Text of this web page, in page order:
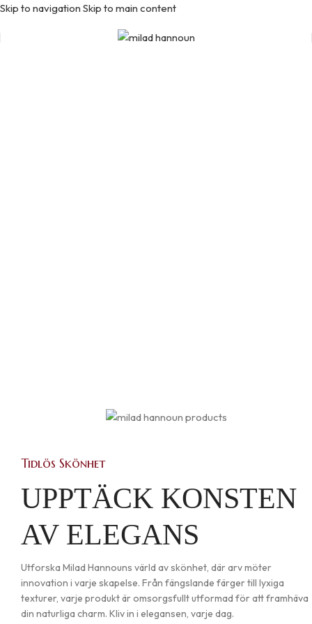
Skip to navigation Skip to main content
Tidlös Skönhet
UPPTÄCK KONSTEN
AV ELEGANS
Utforska Milad Hannouns värld av skönhet, där arv möter
innovation i varje skapelse. Från fängslande färger till lyxiga
texturer, varje produkt är omsorgsfullt utformad för att framhäva
din naturliga charm. Kliv in i elegansen, varje dag.